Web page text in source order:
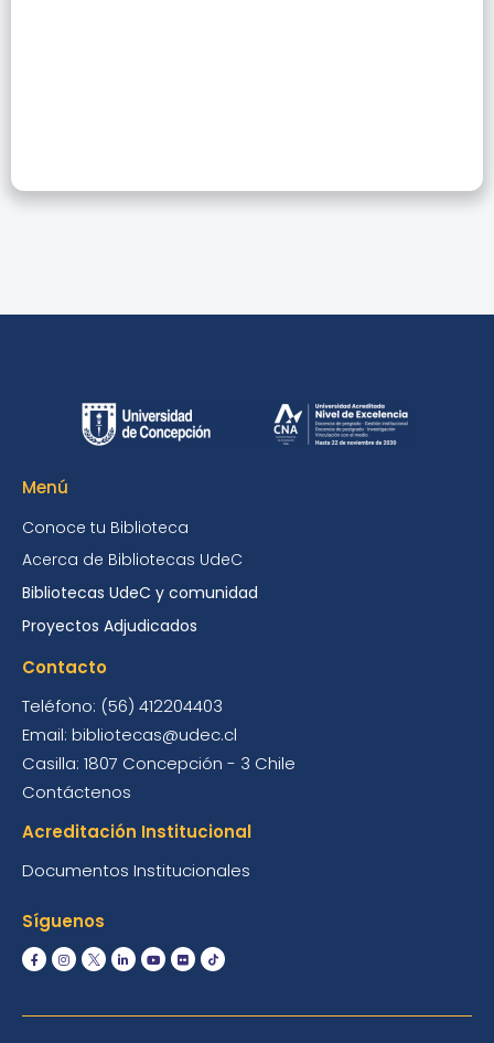
Menú
Conoce tu Biblioteca
Acerca de Bibliotecas UdeC
Bibliotecas UdeC y comunidad
Proyectos Adjudicados
Contacto
Teléfono: (56) 412204403
Email: bibliotecas@udec.cl
Casilla: 1807 Concepción - 3 Chile
Contáctenos
Acreditación Institucional
Documentos Institucionales
Síguenos